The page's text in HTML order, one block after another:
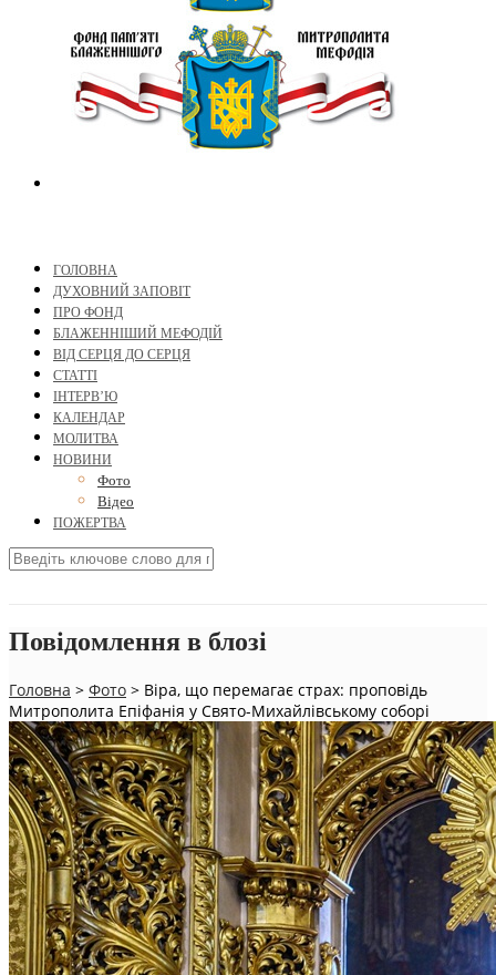
ГОЛОВНА
ДУХОВНИЙ ЗАПОВІТ
ПРО ФОНД
БЛАЖЕННІШИЙ МЕФОДІЙ
ВІД СЕРЦЯ ДО СЕРЦЯ
СТАТТІ
ІНТЕРВ’Ю
КАЛЕНДАР
МОЛИТВА
НОВИНИ
Фото
Відео
ПОЖЕРТВА
Повідомлення в блозі
Головна > Фото > Віра, що перемагає страх: проповідь
Митрополита Епіфанія у Свято-Михайлівському соборі